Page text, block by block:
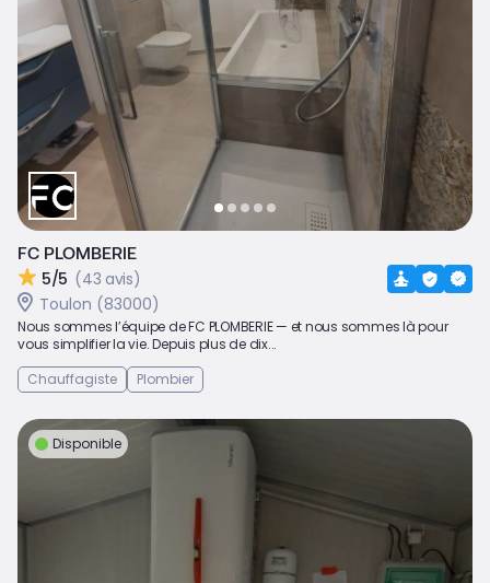
FC PLOMBERIE
5/5 (43 avis)
Toulon (83000)
Nous sommes l’équipe de FC PLOMBERIE — et nous sommes là pour
vous simplifier la vie. Depuis plus de dix...
Chauffagiste
Plombier
Disponible